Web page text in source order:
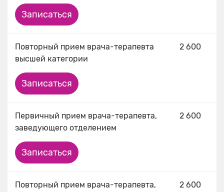
Записаться
Повторный прием врача-терапевта
высшей категории
2 600
Записаться
Первичный прием врача-терапевта,
заведующего отделением
2 600
Записаться
Повторный прием врача-терапевта, 2 600